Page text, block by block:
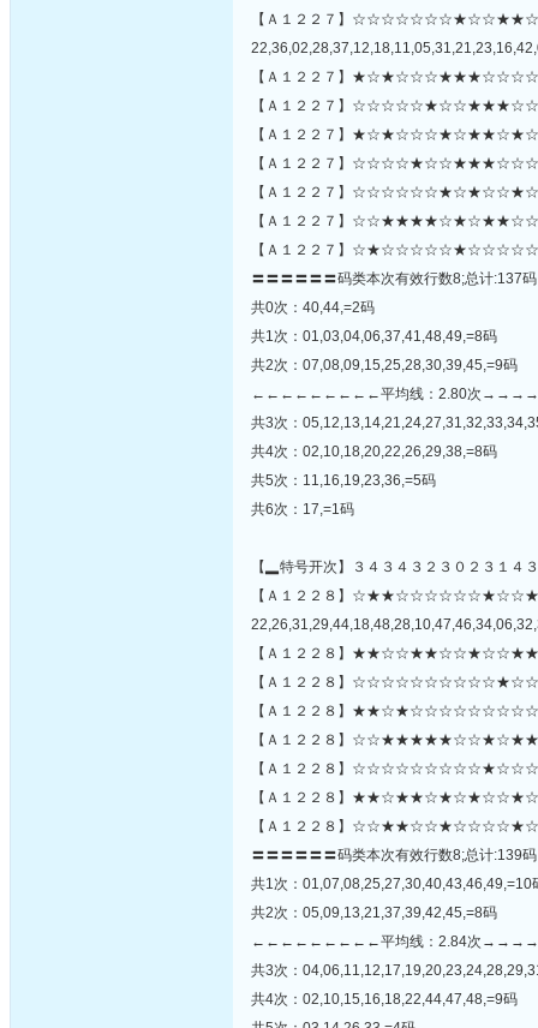
【Ａ１２２７】
【Ａ１２２７】
【Ａ１２２７】
【Ａ１２２７】
【Ａ１２２７】
【Ａ１２２７】
【Ａ１２２７】
【Ａ１２２７】
〓〓〓〓〓〓码类本次有效行数8;总计:137
共0次：40,44,=2码
共1次：01,03,04,06,37,41,48,49,=8码
共2次：07,08,09,15,25,28,30,39,45,=9码
←←←←←←←←←平均线：2.80次
共3次：
共4次：02,10,18,20,22,26,29,38,=8码
共5次：11,16,19,23,36,=5码
共6次：17,=1码
【▂特号开次】３４３４３２３０２３１４
【Ａ１２２８】
【Ａ１２２８】
【Ａ１２２８】
【Ａ１２２８】
【Ａ１２２８】
【Ａ１２２８】
【Ａ１２２８】
【Ａ１２２８】
〓〓〓〓〓〓码类本次有效行数8;总计:139
共1次：01,07,08,25,27,30,40,43,46,49,=10
共2次：05,09,13,21,37,39,42,45,=8码
←←←←←←←←←平均线：2.84次
共3次：
共4次：02,10,15,16,18,22,44,47,48,=9码